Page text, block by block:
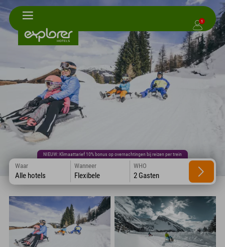
1
NIEUW: Klimaattarief 10% bonus op overnachtingen bij reizen per trein
Waar
Alle hotels
Wanneer
Flexibele
WHO
2 Gasten